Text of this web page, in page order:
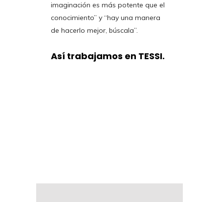
imaginación es más potente que el
conocimiento” y “hay una manera
de hacerlo mejor, búscala”.
Así trabajamos en TESSI.